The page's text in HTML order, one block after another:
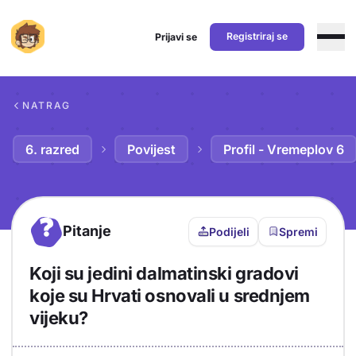
Prijavi se Registriraj se
NATRAG
6. razred Povijest Profil - Vremeplov 6
? Pitanje Podijeli Spremi
Koji su jedini dalmatinski gradovi
koje su Hrvati osnovali u srednjem
vijeku?